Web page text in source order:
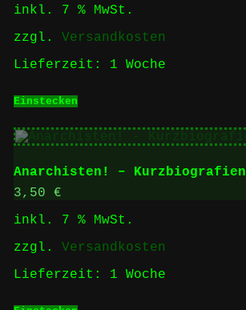
inkl. 7 % MwSt.
zzgl. Versandkosten
Lieferzeit: 1 Woche
Einstecken
Anarchisten! – Kurzbiografien
3,50 €
inkl. 7 % MwSt.
zzgl. Versandkosten
Lieferzeit: 1 Woche